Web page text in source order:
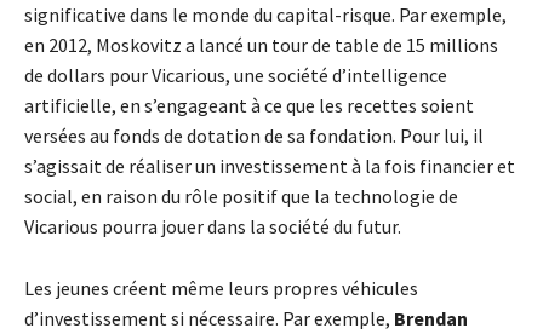
significative dans le monde du capital-risque. Par exemple,
en 2012, Moskovitz a lancé un tour de table de 15 millions
de dollars pour Vicarious, une société d’intelligence
artificielle, en s’engageant à ce que les recettes soient
versées au fonds de dotation de sa fondation. Pour lui, il
s’agissait de réaliser un investissement à la fois financier et
social, en raison du rôle positif que la technologie de
Vicarious pourra jouer dans la société du futur.
Les jeunes créent même leurs propres véhicules
d’investissement si nécessaire. Par exemple, Brendan